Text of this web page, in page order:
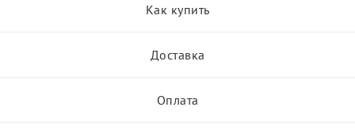
Как купить
Доставка
Оплата